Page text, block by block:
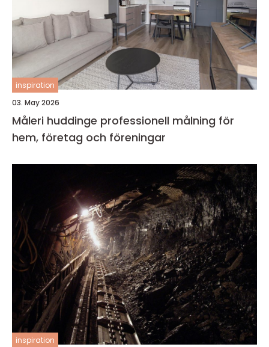
inspiration
03. May 2026
Måleri huddinge professionell målning för
hem, företag och föreningar
inspiration